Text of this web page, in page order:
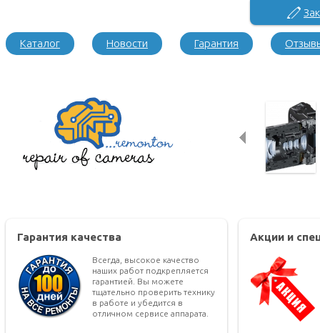
Каталог Новости Гарантия
Гарантия качества
Всегда, высокое качество
наших работ подкрепляется
гарантией. Вы можете
тщательно проверить технику
в работе и убедится в
отличном сервисе аппарата.
Акции и